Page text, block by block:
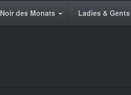
Noir des Monats Ladies & Gents